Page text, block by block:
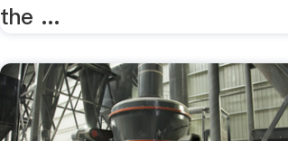
the ...